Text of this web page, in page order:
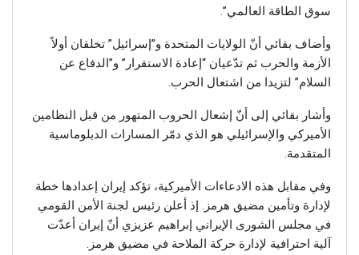
سوق الطاقة العالمي”.
وأضاف بقائي أنّ الولايات المتحدة و”إسرائيل” تخلقان أولاً
الأزمة والحرب ثم تدّعيان “إعادة الاستقرار” و”الدفاع عن
السلام” لتزيدا من اشتعال الحرب.
وأشار بقائي إلى أنّ إشعال الحروب المتهور من قبل النظامين
الأميركي والإسرائيلي هو الذي دمّر المسارات الدبلوماسية
المتقدمة.
وفي مقابل هذه الادعاءات الأميركية، تؤكد إيران إعدادها خطة
لإدارة وتأمين مضيق هرمز. إذ أعلن رئيس لجنة الأمن القومي
في مجلس الشورى الإيراني إبراهيم عزيزي أنّ إيران أعدّت
آلية احترافية لإدارة حركة الملاحة في مضيق هرمز.